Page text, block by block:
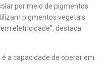
por meio de pigmentos
pigmentos vegetais
eletricidade”, destaca
a capacidade de operar em